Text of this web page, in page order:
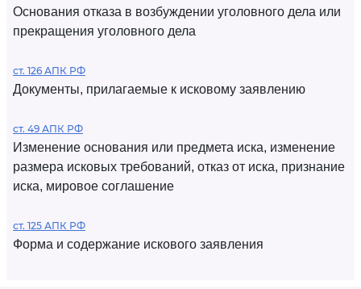
Основания отказа в возбуждении уголовного дела или
прекращения уголовного дела
ст. 126 АПК РФ
Документы, прилагаемые к исковому заявлению
ст. 49 АПК РФ
Изменение основания или предмета иска, изменение
размера исковых требований, отказ от иска, признание
иска, мировое соглашение
ст. 125 АПК РФ
Форма и содержание искового заявления